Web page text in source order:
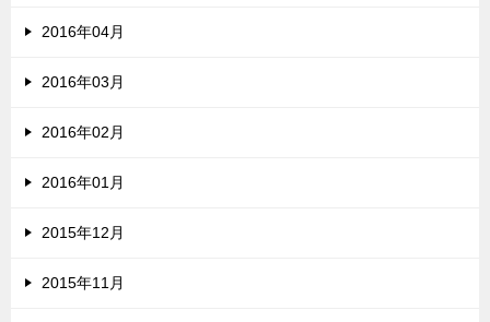
2016年04月
2016年03月
2016年02月
2016年01月
2015年12月
2015年11月